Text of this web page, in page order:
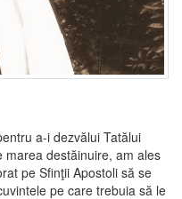
a-i dezvălui Tatălui
destăinuire, am ales
pe Sfinţii Apostoli să se
pe care trebuia să le